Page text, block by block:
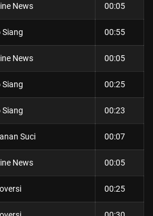
News 00:05
Siang 00:55
News 00:05
Siang 00:25
Siang 00:23
Suci 00:07
News 00:05
00:25